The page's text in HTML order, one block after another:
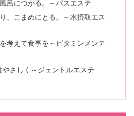
呂につかる。～バスエステ
、こまめにとる。～水摂取エス
考えて食事を～ビタミンメンテ
やさしく～ジェントルエステ